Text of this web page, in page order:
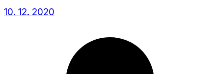
10. 12. 2020